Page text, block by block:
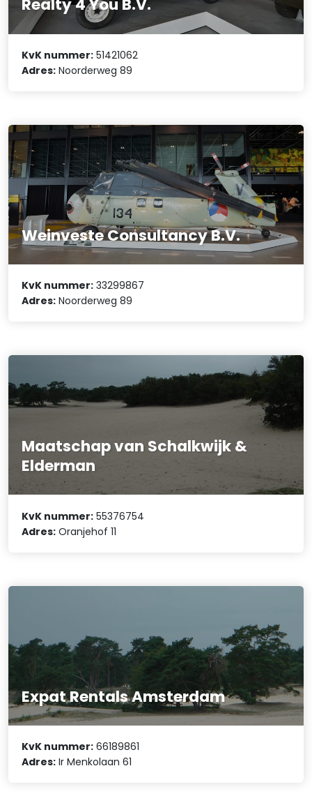
Realty 4 You B.V.
KvK nummer: 51421062
Adres: Noorderweg 89
Weinveste Consultancy B.V.
KvK nummer: 33299867
Adres: Noorderweg 89
Maatschap van Schalkwijk &
Elderman
KvK nummer: 55376754
Adres: Oranjehof 11
Expat Rentals Amsterdam
KvK nummer: 66189861
Adres: Ir Menkolaan 61